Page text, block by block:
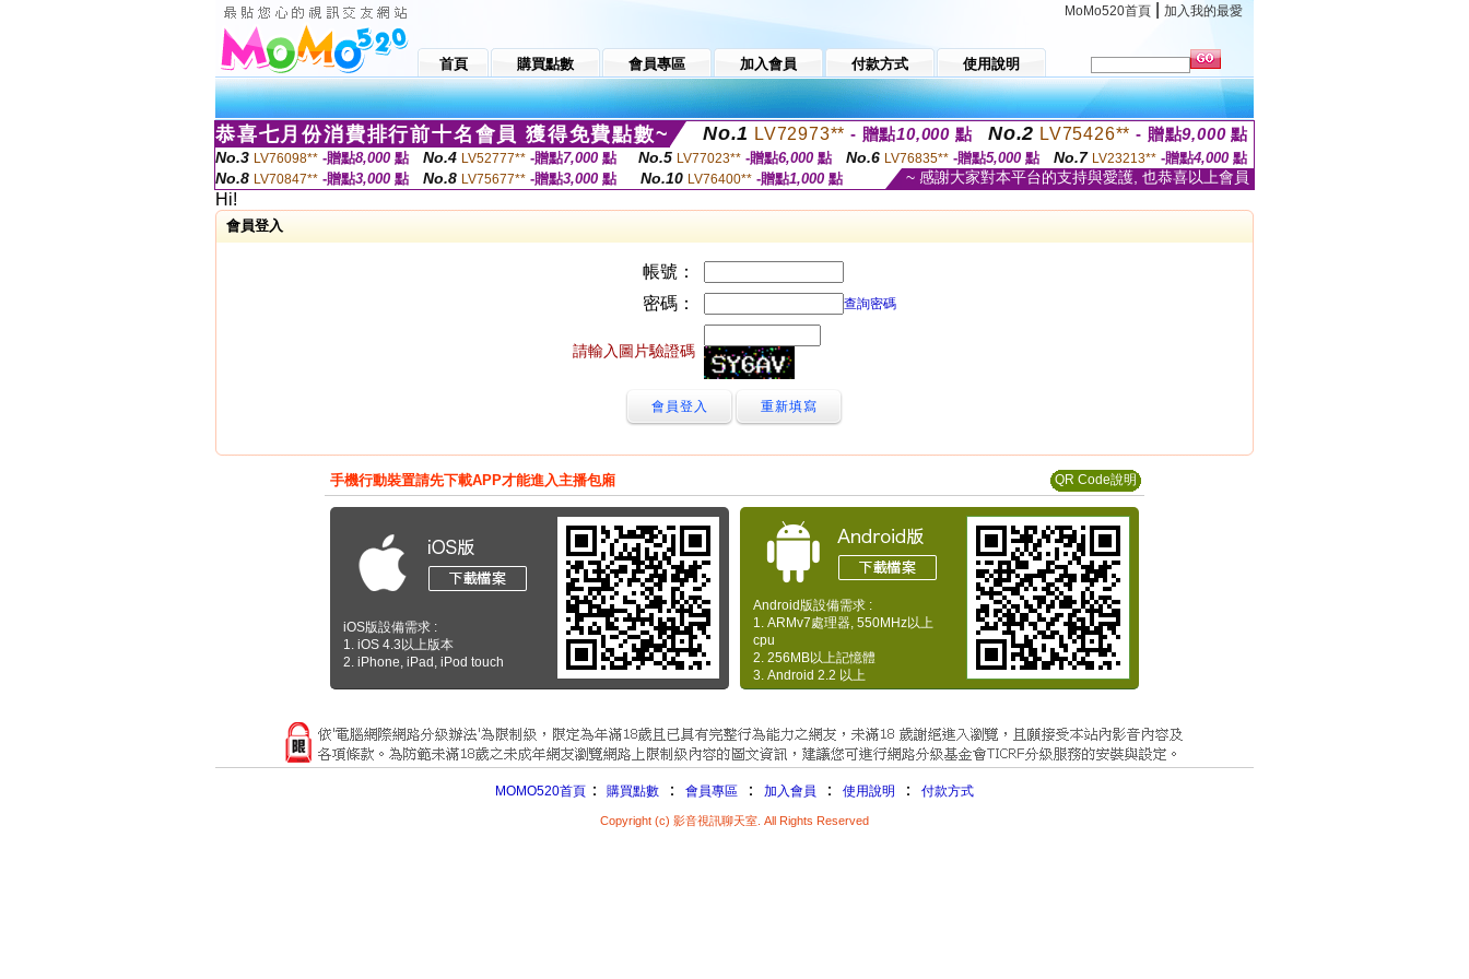
MoMo520首頁 加入我的最愛
首頁 購買點數 會員專區 加入會員 付款方式 使用說明
恭喜七月份消費排行前十名會員 獲得免費點數~ No.1 LV72973** - 贈點10,000 點 No.2 LV75426** - 贈點9,000點
No.3 LV76098** -贈點8,000 點 No.4 LV52777** -贈點7,000 點 No.5 LV77023** -贈點6,000點 No.6 LV76835** -贈點5,000點 No.7 LV23213** -贈點4,000點
No.8 LV70847** -贈點3,000 點 No.8 LV75677** -贈點3,000 點 No.10 LV76400** -贈點1,000點 ~ 感謝大家對本平台的支持與愛護, 也恭喜以上會員
Hi!
會員登入
帳號：
密碼：
查詢密碼
請輸入圖片驗證碼
手機行動裝置請先下載APP才能進入主播包廂 QR Code說明
iOS版設備需求 :
1. iOS 4.3以上版本
2. iPhone, iPad, iPod touch
Android版設備需求 :
1. ARMv7處理器, 550MHz以上
cpu
2. 256MB以上記憶體
3. Android 2.2 以上
MOMO520首頁 ： 購買點數 ： 會員專區 ： 加入會員 ： 使用說明 ： 付款方式
Copyright (c) 影音視訊聊天室. All Rights Reserved